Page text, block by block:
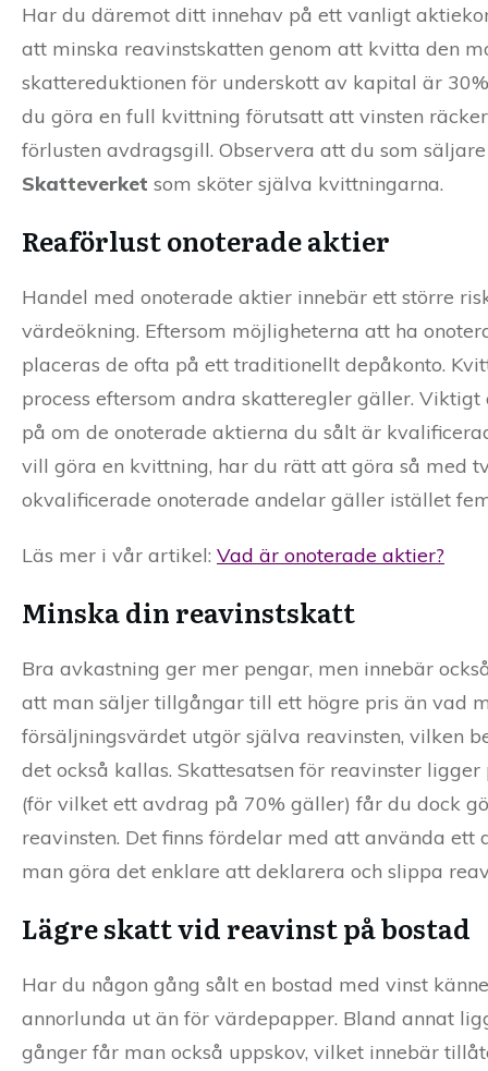
Har du däremot ditt innehav på ett vanligt
att minska reavinstskatten genom att kvitta den
skattereduktionen för underskott av kapital är
du göra en full kvittning förutsatt att vinsten
förlusten avdragsgill. Observera att du som
Skatteverket som sköter själva kvittningarna.
Reaförlust onoterade aktier
Handel med onoterade aktier innebär ett större
värdeökning. Eftersom möjligheterna att ha
placeras de ofta på ett traditionellt depåkonto.
process eftersom andra skatteregler gäller.
på om de onoterade aktierna du sålt är
vill göra en kvittning, har du rätt att göra så med
okvalificerade onoterade andelar gäller istället
Läs mer i vår artikel: Vad är onoterade aktier?
Minska din reavinstskatt
Bra avkastning ger mer pengar, men innebär
att man säljer tillgångar till ett högre pris än vad
försäljningsvärdet utgör själva reavinsten, vilken
det också kallas. Skattesatsen för reavinster
(för vilket ett avdrag på 70% gäller) får du dock
reavinsten. Det finns fördelar med att använda
man göra det enklare att deklarera och slippa
Lägre skatt vid reavinst på bostad
Har du någon gång sålt en bostad med vinst
annorlunda ut än för värdepapper. Bland annat
gånger får man också uppskov, vilket innebär